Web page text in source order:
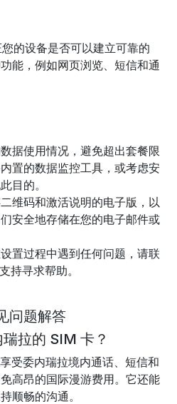
的设备是否可以建立可靠的
能，例如网页浏览、短信和通
数据使用情况，避免超出套餐限
置的数据监控工具，或考虑安
目的。
二维码和激活说明的电子版，以
安全地存储在您的电子邮件或
置过程中遇到任何问题，请联
持寻求帮助。
问题解答
拉的 SIM 卡？
受委内瑞拉境内通话、短信和
高昂的国际漫游费用。它还能
顺畅的沟通。